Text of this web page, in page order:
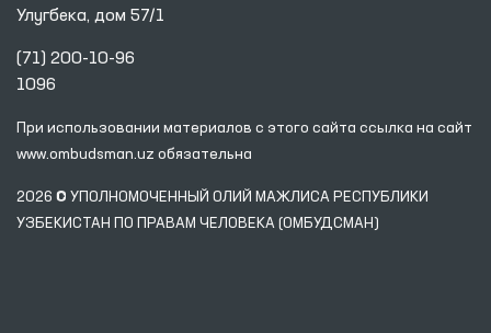
Улугбека, дом 57/1
(71) 200-10-96
1096
При использовании материалов с этого сайта ссылка на сайт
www.ombudsman.uz обязательна
2026 © УПОЛНОМОЧЕННЫЙ ОЛИЙ МАЖЛИСА РЕСПУБЛИКИ
УЗБЕКИСТАН ПО ПРАВАМ ЧЕЛОВЕКА (ОМБУДСМАН)